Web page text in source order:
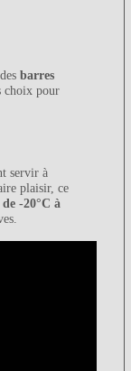
barres
choix pour
servir à
plaisir, ce
de -20°C à